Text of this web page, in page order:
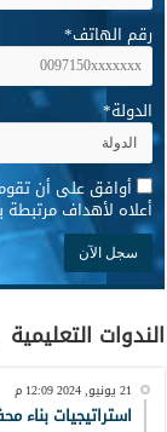
رقم الهاتف*
الدولة*
* أوافق على أن تقوم
أعلاه لأهداف
الندوات التعليمية
21 يونيو, 2024 12:09 م
استراتيجيات بناء